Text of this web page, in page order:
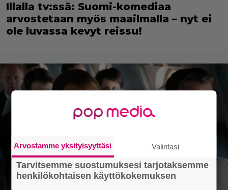
Illalla tv:ssä: Suomi-komediaa
arvostetaan myös maailmalla – nyt ei
ole luvassa kevyt reissu!
Arvostamme yksityisyyttäsi Valintasi
Tarvitsemme suostumuksesi tarjotaksemme
henkilökohtaisen käyttökokemuksen